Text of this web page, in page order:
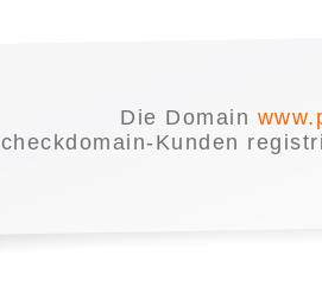
Die Domain
checkdomain-Kunden